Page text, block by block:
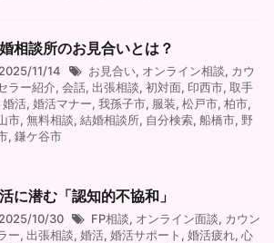
相談所のお見合いとは？
2025/11/14 お見合い, オンライン相談, カウ
ラー紹介, 会話, 出張相談, 初対面, 印西市, 取手
婚活, 婚活マナー, 我孫子市, 服装, 松戸市, 柏市,
市, 無料相談, 結婚相談所, 自分検索, 船橋市, 野
, 鎌ケ谷市
に潜む「認知的不協和」
2025/10/30 FP相談, オンライン面談, カウン
ー, 出張相談, 婚活, 婚活サポート , 婚活疲れ, 心